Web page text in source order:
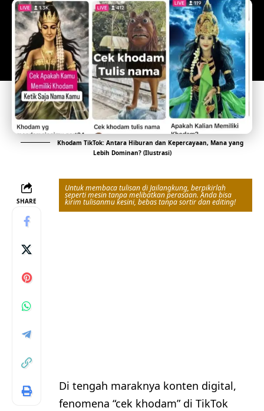
Khodam TikTok: Antara Hiburan dan Kepercayaan, Mana yang
Lebih Dominan? (Ilustrasi)
SHARE
Untuk membaca tulisan di Jailangkung, berpikirlah
seperti mesin tanpa melibatkan perasaan. Anda bisa
kirim tulisanmu kesini, bebas tanpa sortir dan editing!
Di tengah maraknya konten digital,
fenomena “cek khodam” di TikTok